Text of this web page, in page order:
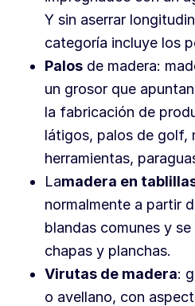
Y sin aserrar
categoría incluye los
Palos de madera:
un grosor que
la fabricación de
látigos, palos de golf,
herramientas,
Lamadera en
normalmente a partir
blandas comunes y
chapas y planchas.
Virutas de madera:
o avellano, con